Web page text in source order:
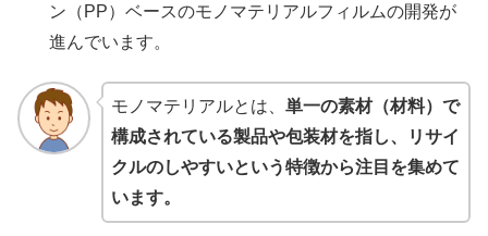
ン（PP）ベースのモノマテリアルフィルムの開発が
進んでいます。
モノマテリアルとは、 単一の素材（材料）で
構成されている製品や包装材を指し、リサイ
クルのしやすいという特徴から注目を集めて
います。